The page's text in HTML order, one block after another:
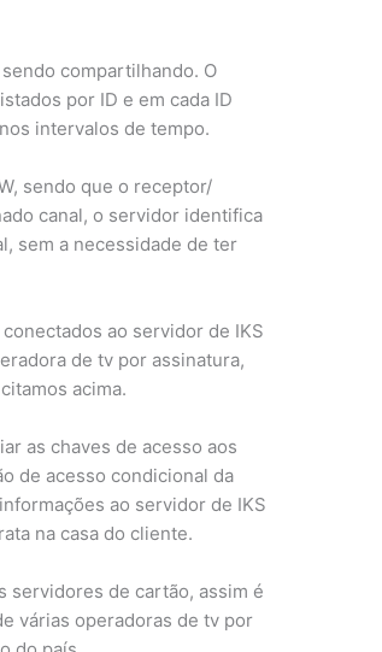
compartilhando. O
por ID e em cada ID
intervalos de tempo.
sendo que o receptor/
canal, o servidor identifica
sem a necessidade de ter
ao servidor de IKS
de tv por assinatura,
acima.
as chaves de acesso aos
de acesso condicional da
ao servidor de IKS
na casa do cliente.
servidores de cartão, assim é
várias operadoras de tv por